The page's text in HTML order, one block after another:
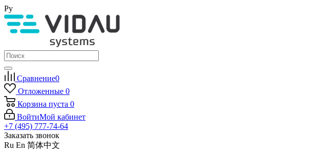
Ру
Сравнение0
Отложенные 0
Корзина пуста 0
ВойтиМой кабинет
+7 (495) 777-74-64
Заказать звонок
Ru En 简体中文